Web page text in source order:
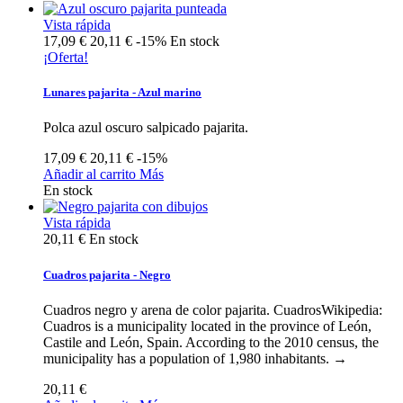
Vista rápida
17,09 € 20,11 € -15% En stock
¡Oferta!
Lunares pajarita - Azul marino
Polca azul oscuro salpicado pajarita.
17,09 € 20,11 € -15%
Añadir al carrito Más
En stock
Vista rápida
20,11 € En stock
Cuadros pajarita - Negro
Cuadros negro y arena de color pajarita. CuadrosWikipedia:
Cuadros is a municipality located in the province of León,
Castile and León, Spain. According to the 2010 census, the
municipality has a population of 1,980 inhabitants. →
20,11 €